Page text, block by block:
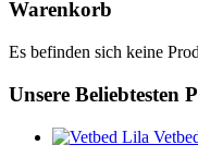
Warenkorb
Es befinden sich keine
Unsere Beliebtesten